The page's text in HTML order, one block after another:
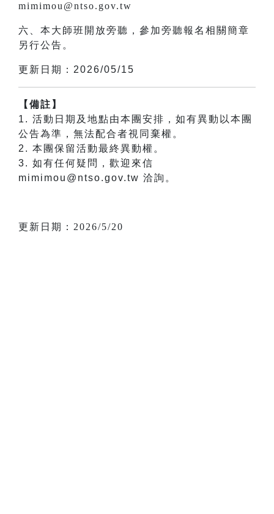
mimimou@ntso.gov.tw
六、本大師班開放旁聽，參加旁聽報名相關簡章
另行公告。
更新日期：2026/05/15
【備註】
1. 活動日期及地點由本團安排，如有異動以本團
公告為準，無法配合者視同棄權。
2. 本團保留活動最終異動權。
3. 如有任何疑問，歡迎來信
mimimou@ntso.gov.tw 洽詢。
更新日期：2026/5/20